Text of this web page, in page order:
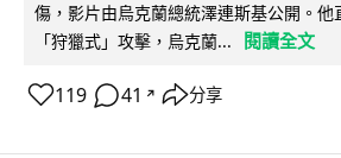
傷，影片由烏克蘭總統澤連斯基公開。他
「狩獵式」攻擊，烏克蘭...
閱讀全文
119 41 ↗ 分享